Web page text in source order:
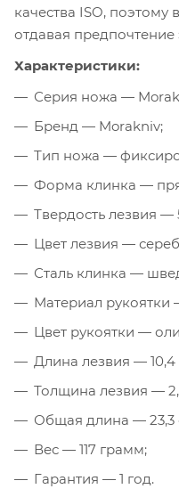
качества ISO,
отдавая предпочтение
Характеристики:
Серия ножа —
Бренд — Morakniv;
Тип ножа —
Форма клинка —
Твердость лезвия —
Цвет лезвия —
Сталь клинка —
Материал рукоятки
Цвет рукоятки —
Длина лезвия — 10,4
Толщина лезвия —
Общая длина — 23,3
Вес — 117 грамм;
Гарантия — 1 год.